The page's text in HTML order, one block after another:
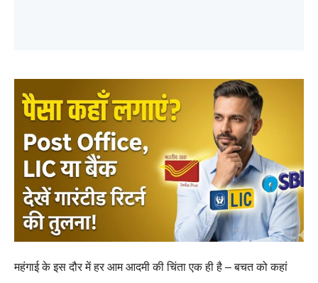
महंगाई के इस दौर में हर आम आदमी की चिंता एक ही है – बचत को कहां